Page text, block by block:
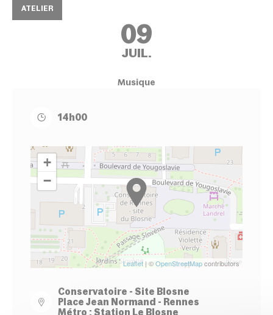
ATELIER
09
JUIL.
Musique
14h00
+
−
Leaflet | ©OpenStreetMapcontributors
Conservatoire - Site Blosne
Place Jean Normand - Rennes
Métro : Station Le Blosne